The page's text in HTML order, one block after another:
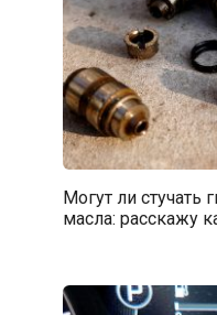
Могут ли стучать
масла: расскажу